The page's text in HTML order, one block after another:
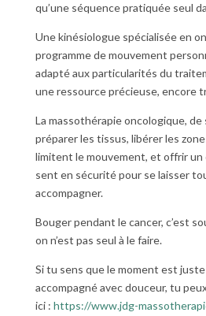
qu’une séquence pratiquée seul
Une kinésiologue spécialisée en
programme de mouvement
adapté aux particularités du
une ressource précieuse, encore
La massothérapie oncologique,
préparer les tissus, libérer les
limitent le mouvement, et offrir un
sent en sécurité pour se laisser
accompagner.
Bouger pendant le cancer, c’est
on n’est pas seul à le faire.
Si tu sens que le moment est
accompagné avec douceur, tu
ici : https://www.jdg-